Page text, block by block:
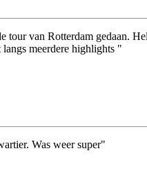
tour van Rotterdam gedaan.
langs meerdere highlights "
Was weer super"